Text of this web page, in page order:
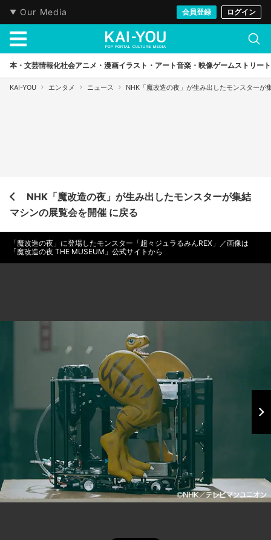
Our Media 会員登録 ログイン
本・文芸情報化社会アニメ・漫画イラスト・アート音楽・映像ゲームストリート
KAI-YOU エンタメ ニュース NHK「魔改造の夜」が生み出したモンスター
NHK「魔改造の夜」が生み出したモンスターが集結
マシンの展覧会を開催 に戻る
「魔改造の夜」に登場したモンスター「超々ジュラるみんREX」／画像は
「魔改造の夜 THE MUSEUM」公式サイトから